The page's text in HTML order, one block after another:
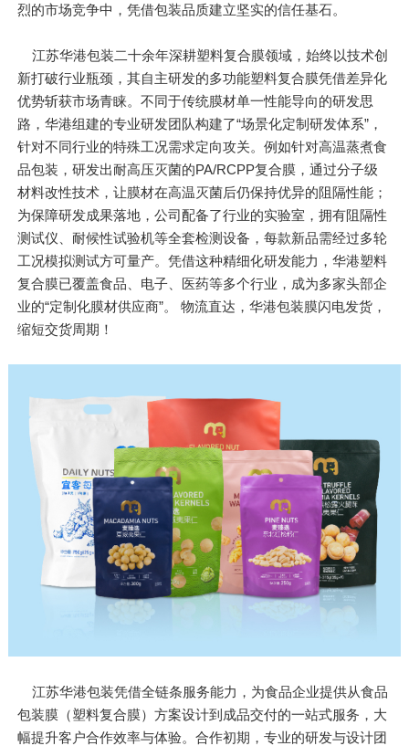
烈的市场竞争中，凭借包装品质建立坚实的信任基石。
江苏华港包装二十余年深耕塑料复合膜领域，始终以技术创
新打破行业瓶颈，其自主研发的多功能塑料复合膜凭借差异化
优势斩获市场青睐。不同于传统膜材单一性能导向的研发思
路，华港组建的专业研发团队构建了“场景化定制研发体系”，
针对不同行业的特殊工况需求定向攻关。例如针对高温蒸煮食
品包装，研发出耐高压灭菌的PA/RCPP复合膜，通过分子级
材料改性技术，让膜材在高温灭菌后仍保持优异的阻隔性能；
为保障研发成果落地，公司配备了行业的实验室，拥有阻隔性
测试仪、耐候性试验机等全套检测设备，每款新品需经过多轮
工况模拟测试方可量产。凭借这种精细化研发能力，华港塑料
复合膜已覆盖食品、电子、医药等多个行业，成为多家头部企
业的“定制化膜材供应商”。 物流直达，华港包装膜闪电发货，
缩短交货周期！
江苏华港包装凭借全链条服务能力，为食品企业提供从食品
包装膜（塑料复合膜）方案设计到成品交付的一站式服务，大
幅提升客户合作效率与体验。合作初期，专业的研发与设计团